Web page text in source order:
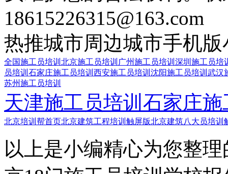
18615226315@163.com
热推城市周边城市手机版
全国施工员培训 北京施工员培训 广州施工员培训 深圳施工员培
员培训 石家庄施工员培训 西安施工员培训 沈阳施工员培训 武汉
苏州施工员培训
天津施工员培训 石家庄
北京培训帮首页北京建筑工程培训触屏版北京建筑八大员培训
以上是小编精心为您整